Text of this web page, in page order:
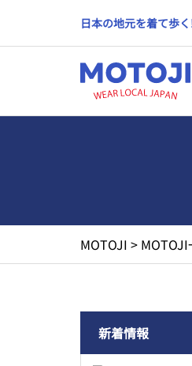
日本の地元を着て歩
MOTOJI >
新着情報